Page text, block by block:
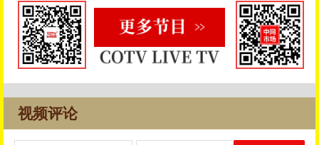
视频评论